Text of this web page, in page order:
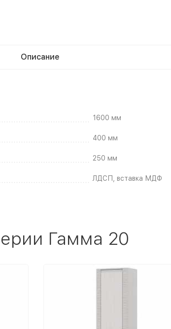
Описание
1600 мм
400 мм
250 мм
ЛДСП, вставка МДФ
Гамма 20